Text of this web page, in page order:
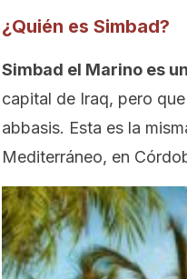
¿Quién es Simbad?
Simbad el Marino es
capital de Iraq, pero
abbasis. Esta es la
Mediterráneo, en